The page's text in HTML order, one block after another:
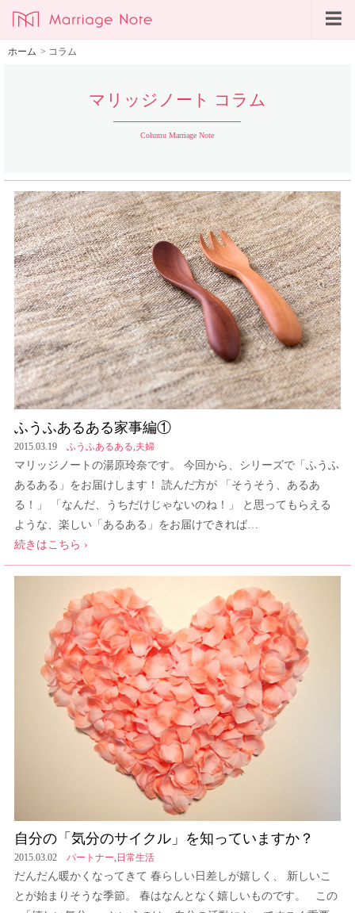
ホーム > コラム
マリッジノート コラム
Columu Marriage Note
ふうふあるある家事編①
2015.03.19 ふうふあるある 夫婦
マリッジノートの湯原玲奈です。 今回から、シリーズで「ふうふ
あるある」をお届けします！ 読んだ方が 「そうそう、あるあ
る！」 「なんだ、うちだけじゃないのね！」 と思ってもらえる
ような、楽しい「あるある」をお届けできれば…
続きはこちら ›
自分の「気分のサイクル」を知っていますか？
2015.03.02 パートナー, 日常生活
だんだん暖かくなってきて 春らしい日差しが嬉しく、 新しいこ
とが始まりそうな季節。 春はなんとなく嬉しいものです。 この